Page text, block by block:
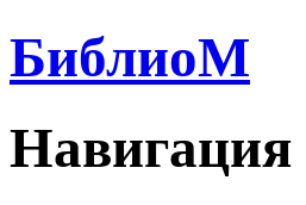
БиблиоМ
Навигация